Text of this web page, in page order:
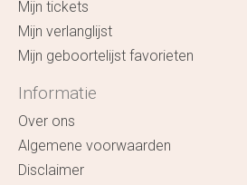
Mijn tickets
Mijn verlanglijst
Mijn geboortelijst favorieten
Informatie
Over ons
Algemene voorwaarden
Disclaimer